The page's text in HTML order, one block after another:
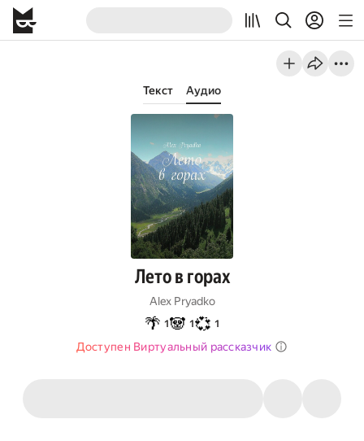
Текст Аудио
Лето в горах
Alex Pryadko
🌴 1🐼 1💞 1
Доступен Виртуальный рассказчик